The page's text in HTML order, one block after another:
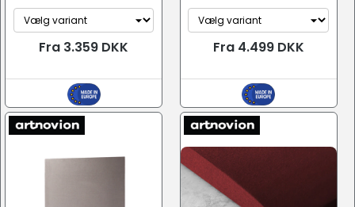
Fra 3.359 DKK Fra 4.499 DKK